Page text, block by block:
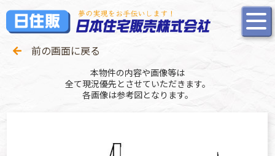
前の画面に戻る
本物件の内容や画像等は
全て現況優先とさせていただきます。
各画像は参考図となります。